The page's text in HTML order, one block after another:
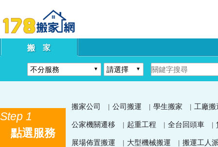
Step 1
點選服務
搬家公司 公司搬運 學生搬家 工廠搬
公家機關遷移 起重工程 全台回頭車
展場佈置搬運 大型機械搬運 搬運工人